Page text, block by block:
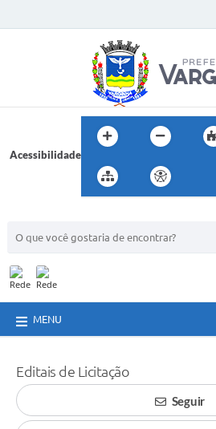
Acessibilidade
MENU
Editais de Licitação
Seguir